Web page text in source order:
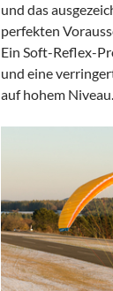
und das
perfekten
Ein Soft-Reflex-
und eine
auf hohem Niveau.